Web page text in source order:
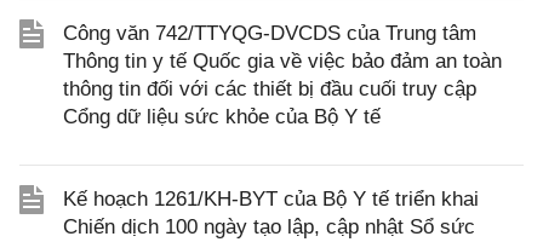
Công văn 742/TTYQG-DVCDS của Trung tâm
Thông tin y tế Quốc gia về việc bảo đảm an toàn
thông tin đối với các thiết bị đầu cuối truy cập
Cổng dữ liệu sức khỏe của Bộ Y tế
Kế hoạch 1261/KH-BYT của Bộ Y tế triển khai
Chiến dịch 100 ngày tạo lập, cập nhật Sổ sức